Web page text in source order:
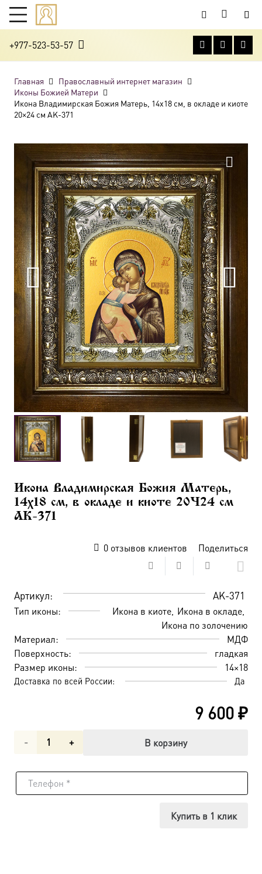
+977-523-53-57
Главная
Православный интернет магазин
Иконы Божией Матери
Икона Владимирская Божия Матерь, 14х18 см, в окладе и киоте
20×24 см AK-371
Икона Владимирская Божия Матерь,
14х18 см, в окладе и киоте 20×24 см
AK-371
0отзывов клиентов Поделиться
Артикул: AK-371
Тип иконы: Икона в киоте Икона в окладе
Икона по золочению
Материал:
МДФ
Поверхность:
гладкая
Размер иконы:
14×18
Доставка по всей России: Да
9 600₽
Количество
Икона
В корзину
Купить в 1 клик